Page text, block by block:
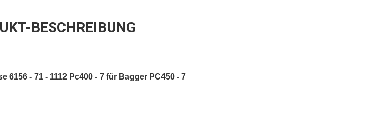
BESCHREIBUNG
- 71 - 1112 Pc400 - 7 für Bagger PC450 - 7